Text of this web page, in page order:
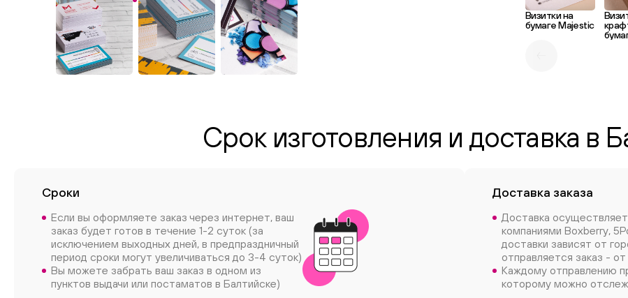
Визитки на
бумаге Majestic
Срок изготовления и доставка в
Сроки
Если вы оформляете заказ через интернет, ваш
заказ будет готов в течение 1-2 суток (за
исключением выходных дней, в предпраздничный
период сроки могут увеличиваться до 3-4 суток)
Вы можете забрать ваш заказ в одном из
пунктов выдачи или постаматов в Балтийске)
Доставка заказа
Доставка
компаниями Boxberry,
доставки зависят от
отправляется заказ -
Каждому отправлению
которому можно